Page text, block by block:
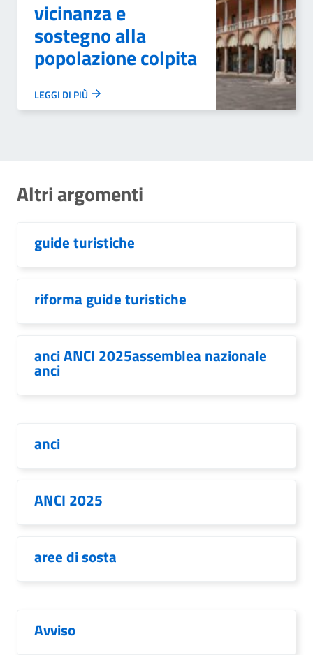
vicinanza e
sostegno alla
popolazione colpita
LEGGI DI PIÙ
Altri argomenti
guide turistiche
riforma guide turistiche
anci ANCI 2025assemblea nazionale
anci
anci
ANCI 2025
aree di sosta
Avviso